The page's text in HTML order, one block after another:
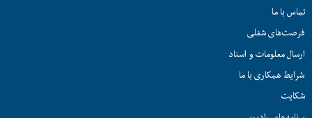
تماس با ما
فرصت‌های شغلی
ارسال معلومات و اسناد
شرایط همکاری با ما
شکایت